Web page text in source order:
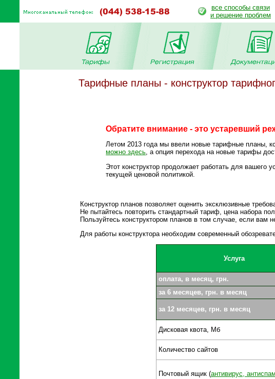
все способы связи
и решение проблем
Тарифные планы - конструктор
Обратите внимание - это устаревший
Летом 2013 года мы ввели новые тарифные планы,
можно здесь, а опция перехода на новые тарифы
Этот конструктор продолжает работать для вашего
текущей ценовой политикой.
Конструктор планов позволяет оценить эксклюзивные
Не пытайтесь повторить стандартный тариф, цена набора
Пользуйтесь конструктором планов в том случае, если вам
Для работы конструктора необходим современный
Услуга
оплата, в месяц, грн.
за 6 месяцев, грн. в месяц
за 12 месяцев, грн. в месяц
Дисковая квота, Мб
Количество сайтов
Почтовый ящик (антивирус, антиспам